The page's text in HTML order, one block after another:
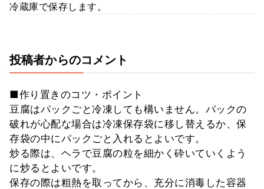
冷蔵庫で保存します。
投稿者からのコメント
■作り置きのコツ・ポイント
豆腐はパックごと冷凍しても構いません。パックの
破れが心配な場合は冷凍保存袋に移し替えるか、保
存袋の中にパックごと入れるとよいです。
炒る際は、ヘラで豆腐の粒を細かく砕いていくよう
に炒るとよいです。
保存の際は粗熱を取ってから、充分に消毒した容器